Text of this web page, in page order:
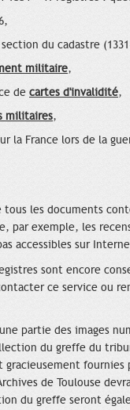
du cadastre
militaire,
de cartes d'invalidité,
militaires,
la France lors de la
tous les documents
par exemple, les
accessibles sur
sont encore
ce service ou
partie des images
du greffe du
fournies
de Toulouse
du greffe seront